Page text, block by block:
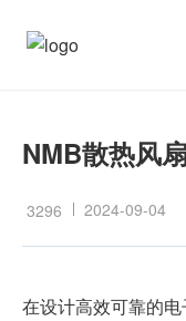
NMB散热风
3296 2024-09-04
在设计高效可靠的